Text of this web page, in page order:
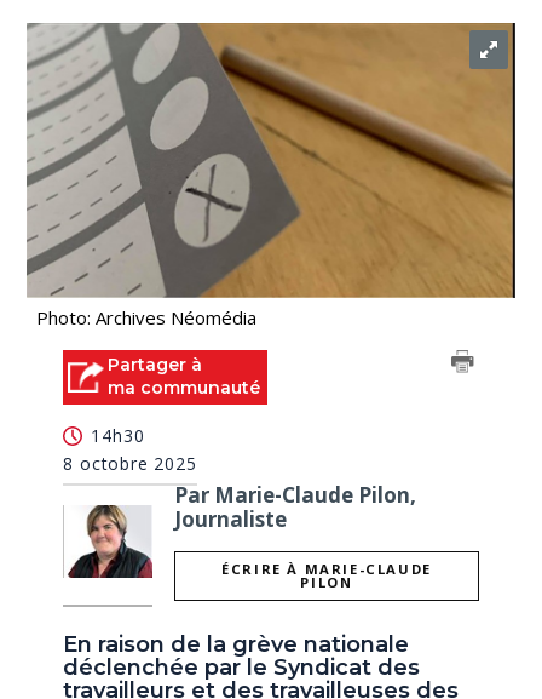
Photo: Archives Néomédia
Partager à
ma communauté
14h30
8 octobre 2025
Par Marie-Claude Pilon,
Journaliste
ÉCRIRE À MARIE-CLAUDE
PILON
En raison de la grève nationale
déclenchée par le Syndicat des
travailleurs et des travailleuses des